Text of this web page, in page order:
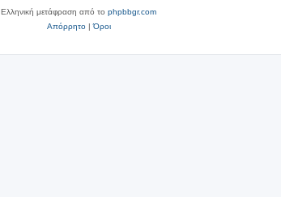
Ελληνική μετάφραση από το phpbbgr.com
Απόρρητο|Όροι